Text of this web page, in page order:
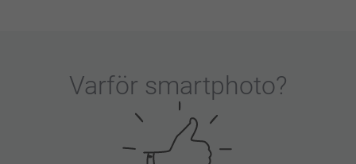
Varför smartphoto?